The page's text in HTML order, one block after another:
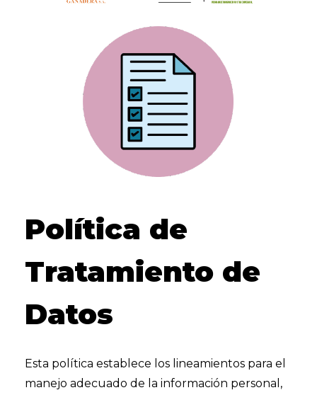
Política de
Tratamiento de
Datos
Esta política establece los lineamientos para el
manejo adecuado de la información personal,